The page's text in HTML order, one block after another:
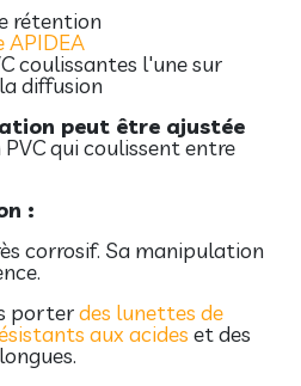
rétention
APIDEA
coulissantes l'une sur
diffusion
peut être ajustée
qui coulissent entre
:
corrosif. Sa manipulation
porterdes lunettes de
aux acides et des